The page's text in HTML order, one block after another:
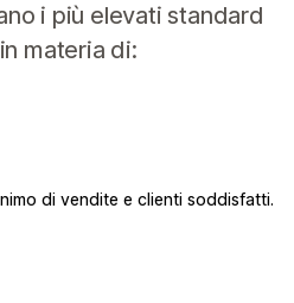
i più elevati standard
materia di:
di vendite e clienti soddisfatti.